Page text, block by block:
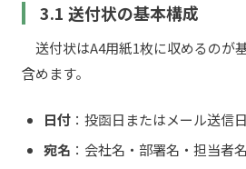
3.1 送付状の基本構成
送付状はA4用紙1枚に収めるのが
含めます。
日付 ：投函日またはメール送信
宛名 ：会社名・部署名・担当者